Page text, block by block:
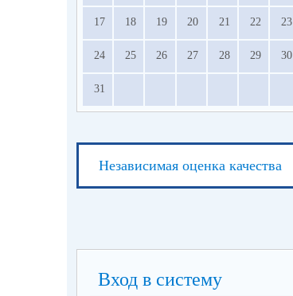
17 18 19 20 21 22 23
24 25 26 27 28 29 30
31
Независимая оценка качества
Вход в систему